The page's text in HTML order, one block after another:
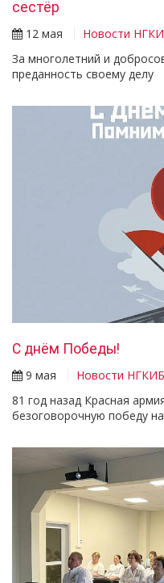
сестёр
12 мая
Новости
За многолетний и
преданность своему делу
С днём Победы!
9 мая
Новости НГКИБ
81 год назад Красная
безоговорочную победу